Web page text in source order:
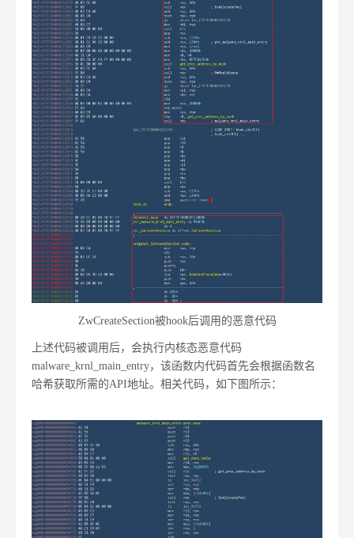
ZwCreateSection被hook后调用的恶意代码
上述代码被调用后，会执行内核态恶意代码
malware_krnl_main_entry，该函数内代码首先会根据函数名
哈希获取所需的API地址。相关代码，如下图所示：